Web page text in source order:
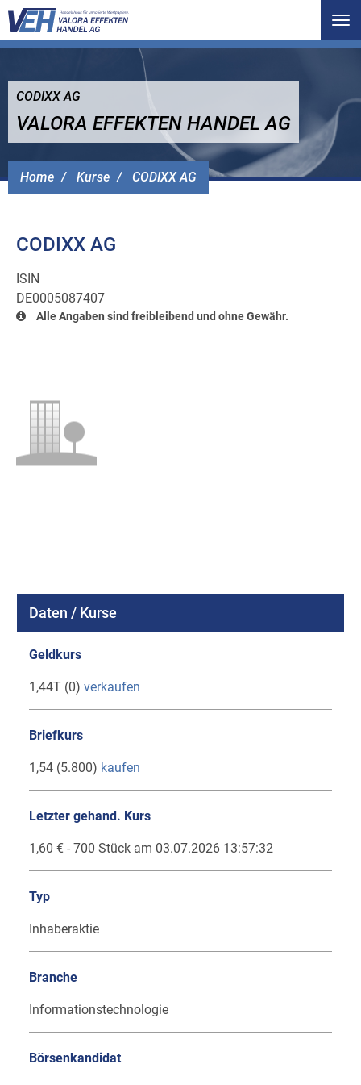
Home Kurse CODIXX AG
CODIXX AG
VALORA EFFEKTEN HANDEL AG
CODIXX AG
ISIN
DE0005087407
Alle Angaben sind freibleibend und ohne Gewähr.
Daten / Kurse
Geldkurs
1,44T (0) verkaufen
Briefkurs
1,54 (5.800) kaufen
Letzter gehand. Kurs
1,60 € - 700 Stück am 03.07.2026 13:57:32
Typ
Inhaberaktie
Branche
Informationstechnologie
Börsenkandidat